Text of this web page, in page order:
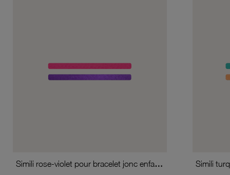
Simili rose-violet pour bracelet jonc enfant Méli Versa, 10mm